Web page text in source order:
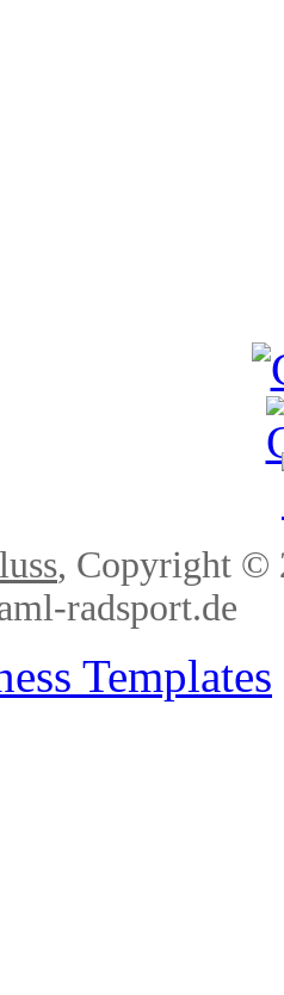
, Copyright ©
radsport.de
Templates